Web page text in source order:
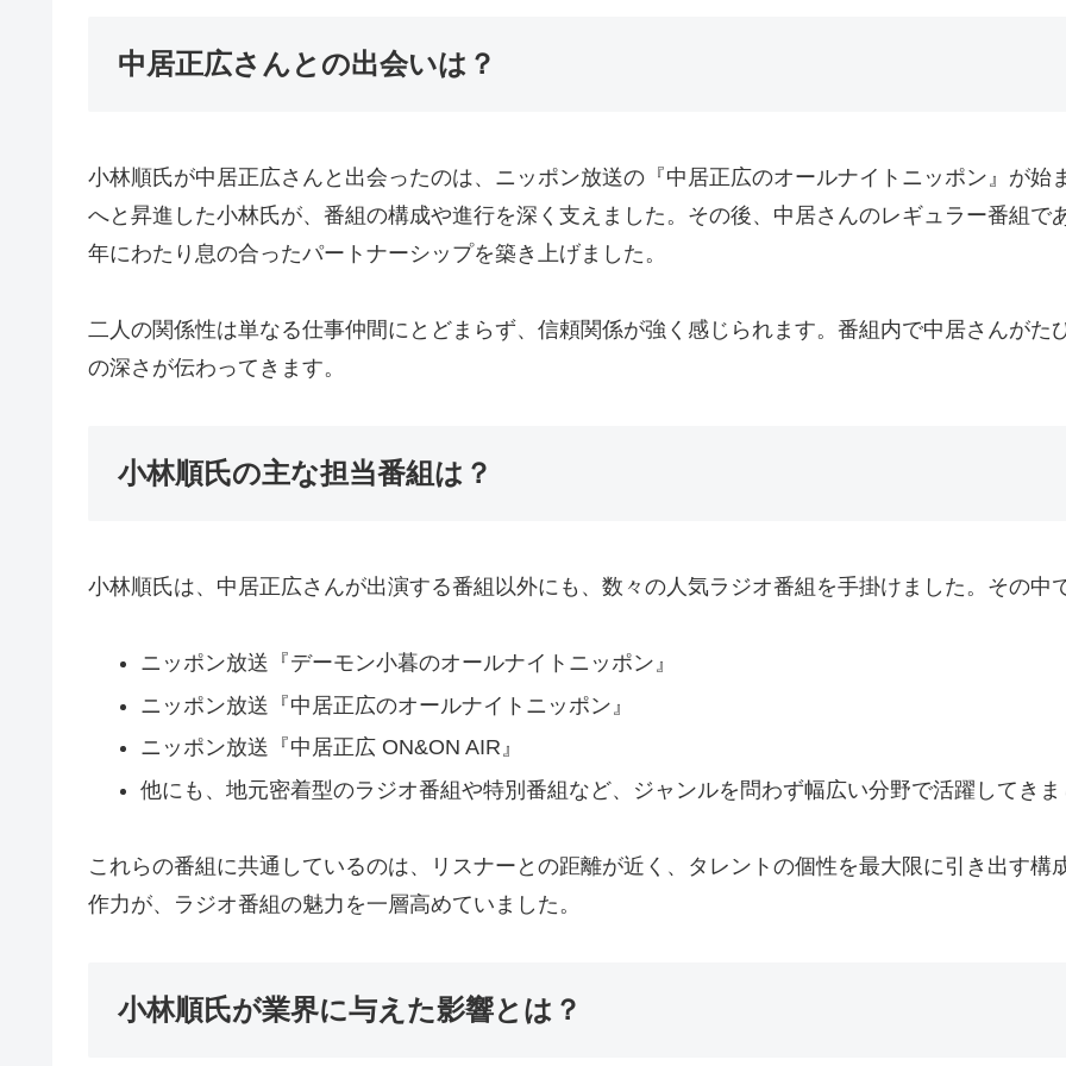
中居正広さんとの出会いは？
小林順氏が中居正広さんと出会ったのは、ニッポン放送の『中居正広のオールナイトニッポン』が
へと昇進した小林氏が、番組の構成や進行を深く支えました。その後、中居さんのレギュラー番組で
年にわたり息の合ったパートナーシップを築き上げました。
二人の関係性は単なる仕事仲間にとどまらず、信頼関係が強く感じられます。番組内で中居さんが
の深さが伝わってきます。
小林順氏の主な担当番組は？
小林順氏は、中居正広さんが出演する番組以外にも、数々の人気ラジオ番組を手掛けました。その中
ニッポン放送『デーモン小暮のオールナイトニッポン』
ニッポン放送『中居正広のオールナイトニッポン』
ニッポン放送『中居正広 ON&ON AIR』
他にも、地元密着型のラジオ番組や特別番組など、ジャンルを問わず幅広い分野で活躍してきま
これらの番組に共通しているのは、リスナーとの距離が近く、タレントの個性を最大限に引き出す
作力が、ラジオ番組の魅力を一層高めていました。
小林順氏が業界に与えた影響とは？